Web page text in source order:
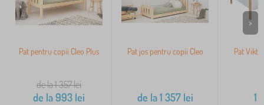
Pat pentru copii Cleo Plus
de la 1 357lei
de la993 lei
Pat jos pentru copii Cleo
de la1 357lei
Pat
1
>